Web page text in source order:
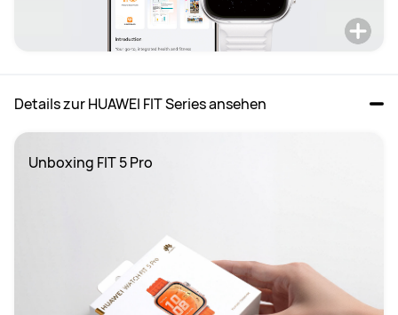
Details zur HUAWEI FIT Series ansehen
Unboxing FIT 5 Pro